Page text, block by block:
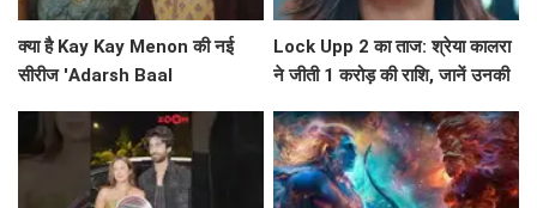
क्या है Kay Kay Menon की नई
सीरीज 'Adarsh Baal
Lock Upp 2 का ताज: श्रेया कालरा
ने जीती 1 करोड़ की राशि, जानें उनकी